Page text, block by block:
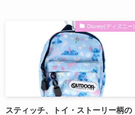
Disney(ディズニー)
スティッチ、トイ・ストーリー柄の